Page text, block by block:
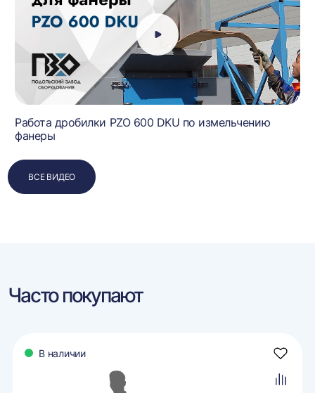
Работа дробилки PZO 600 DKU по измельчению
фанеры
ВСЕ ВИДЕО
Часто покупают
В наличии